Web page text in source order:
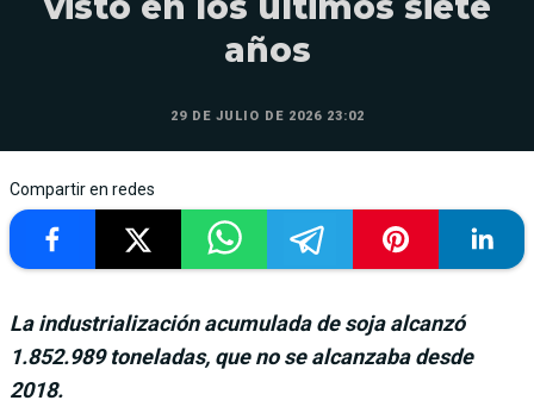
años
29 DE JULIO DE 2026 23:02
Compartir en redes
La industrialización acumulada de soja alcanzó
1.852.989 toneladas, que no se alcanzaba desde
2018.